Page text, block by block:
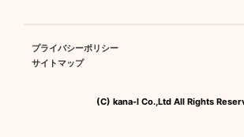
プライバシーポリシー
サイトマップ
(C) kana-l Co.,Ltd All Rights